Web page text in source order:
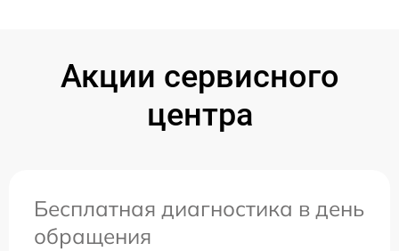
Акции сервисного
центра
Бесплатная диагностика в день
обращения